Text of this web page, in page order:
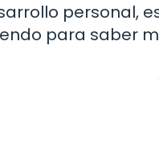
personal,
para saber